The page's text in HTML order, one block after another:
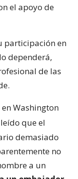
el apoyo de
participación en
dependerá,
de las
Washington
que el
demasiado
no
a un